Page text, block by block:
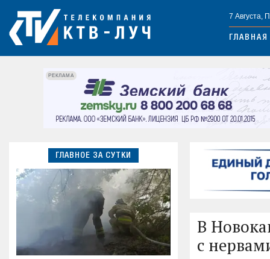
7 Августа,
ГЛАВНАЯ
РЕКЛАМА
ГЛАВНОЕ ЗА СУТКИ
В
с